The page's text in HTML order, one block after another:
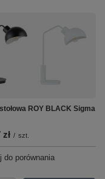
ROY BLACK Sigma
/ szt.
do porównania